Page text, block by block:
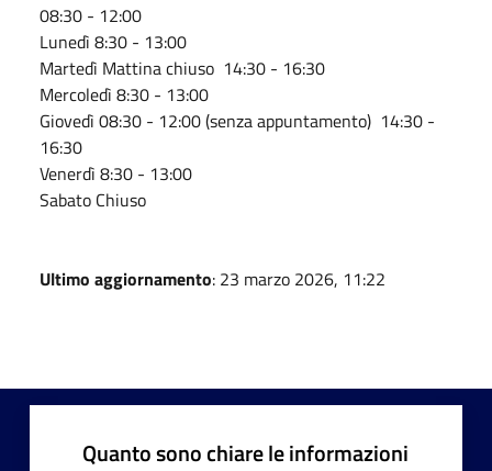
08:30 - 12:00
Lunedì 8:30 - 13:00
Martedì Mattina chiuso 14:30 - 16:30
Mercoledì 8:30 - 13:00
Giovedì 08:30 - 12:00 (senza appuntamento) 14:30 -
16:30
Venerdì 8:30 - 13:00
Sabato Chiuso
Ultimo aggiornamento: 23 marzo 2026, 11:22
Quanto sono chiare le informazioni